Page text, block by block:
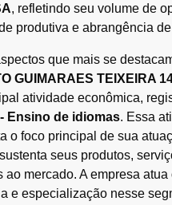
, refletindo seu volume de
produtiva e abrangência
que mais se
GUIMARAES TEIXEIRA
atividade econômica,
Ensino de idiomas. Essa
o foco principal de sua
seus produtos,
ao mercado. A empresa atua
e especialização nesse